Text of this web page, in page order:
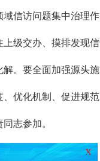
访问题集中治理作
级交办、摸排发现
。要全面加强源头
优化机制、促进规
志参加。
X